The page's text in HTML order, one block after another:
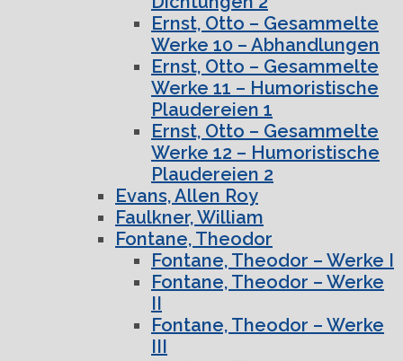
Ernst, Otto – Gesammelte
Werke 10 – Abhandlungen
Ernst, Otto – Gesammelte
Werke 11 – Humoristische
Plaudereien 1
Ernst, Otto – Gesammelte
Werke 12 – Humoristische
Plaudereien 2
Evans, Allen Roy
Faulkner, William
Fontane, Theodor
Fontane, Theodor – Werke I
Fontane, Theodor – Werke
II
Fontane, Theodor – Werke
III